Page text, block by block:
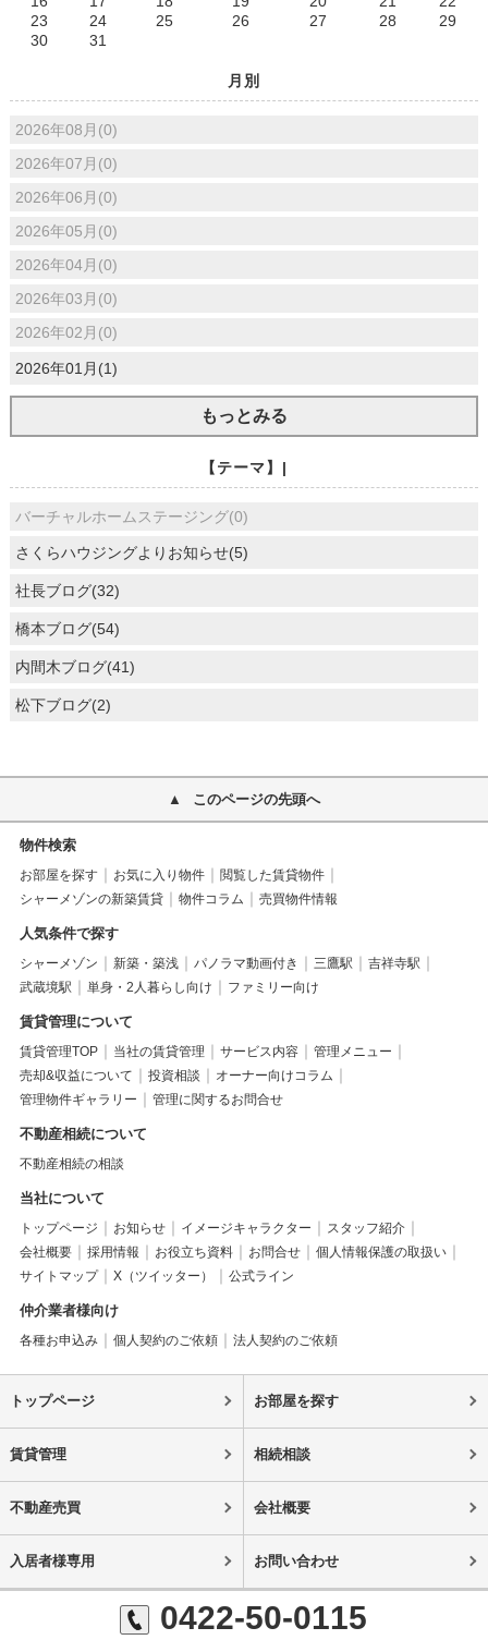
23
24 25 26 27 28
29
30
31
月別
2026年08月(0)
2026年07月(0)
2026年06月(0)
2026年05月(0)
2026年04月(0)
2026年03月(0)
2026年02月(0)
2026年01月(1)
もっとみる
【テーマ】|
バーチャルホームステージング(0)
さくらハウジングよりお知らせ(5)
社長ブログ(32)
橋本ブログ(54)
内間木ブログ(41)
松下ブログ(2)
このページの先頭へ
物件検索
お部屋を探す お気に入り物件
閲覧した賃貸物件
シャーメゾンの新築賃貸
物件コラム 売買物件情報
人気条件で探す
シャーメゾン 新築・築浅 パノラマ動画付き 三鷹駅
吉祥寺駅
武蔵境駅
単身・2人暮らし向け ファミリー向け
賃貸管理について
賃貸管理TOP 当社の賃貸管理 サービス内容
管理メニュー
売却&収益について
投資相談
オーナー向けコラム
管理物件ギャラリー
管理に関するお問合せ
不動産相続について
不動産相続の相談
当社について
トップページ お知らせ イメージキャラクター
スタッフ紹介
会社概要
採用情報 お役立ち資料 お問合せ
個人情報保護の取扱い
サイトマップ
X（ツイッター） 公式ライン
仲介業者様向け
各種お申込み 個人契約のご依頼 法人契約のご依頼
トップページ お部屋を探す
賃貸管理 相続相談
不動産売買 会社概要
入居者様専用 お問い合わせ
0422-50-0115